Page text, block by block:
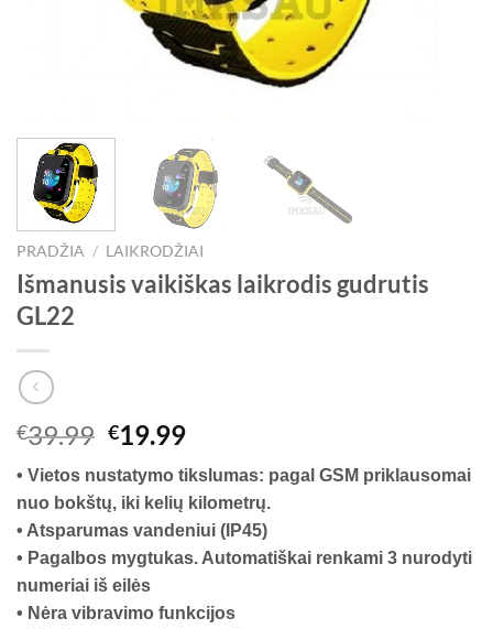
PRADŽIA / LAIKRODŽIAI
Išmanusis vaikiškas laikrodis gudrutis
GL22
€39.99 Original
was:
€39.99.
€19.99Current
price
is:
€19.99.
• Vietos nustatymo tikslumas: pagal GSM priklausomai
nuo bokštų, iki kelių kilometrų.
• Atsparumas vandeniui (IP45)
• Pagalbos mygtukas. Automatiškai renkami 3 nurodyti
numeriai iš eilės
• Nėra vibravimo funkcijos